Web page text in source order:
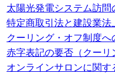
太陽光発電システム訪問
特定商取引法と建設業法
クーリング・オフ制度へ
赤字表記の要否（クーリ
オンラインサロンに関す